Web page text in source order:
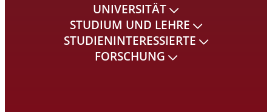
UNIVERSITÄT
STUDIUM UND LEHRE
STUDIENINTERESSIERTE
FORSCHUNG